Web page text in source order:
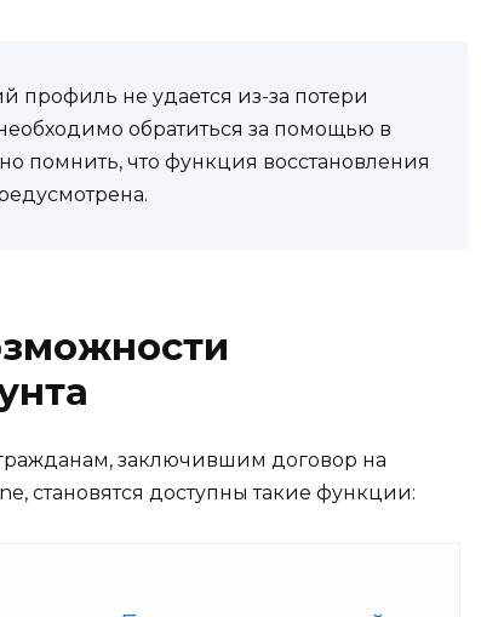
профиль не удается из-за потери
обратиться за помощью в
помнить, что функция восстановления
заключившим договор на
становятся доступны такие функции: